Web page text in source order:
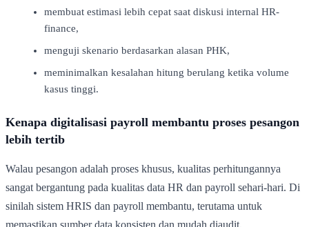
membuat estimasi lebih cepat saat diskusi internal HR-
finance,
menguji skenario berdasarkan alasan PHK,
meminimalkan kesalahan hitung berulang ketika volume
kasus tinggi.
Kenapa digitalisasi payroll membantu proses pesangon
lebih tertib
Walau pesangon adalah proses khusus, kualitas perhitungannya
sangat bergantung pada kualitas data HR dan payroll sehari-hari. Di
sinilah sistem HRIS dan payroll membantu, terutama untuk
memastikan sumber data konsisten dan mudah diaudit.